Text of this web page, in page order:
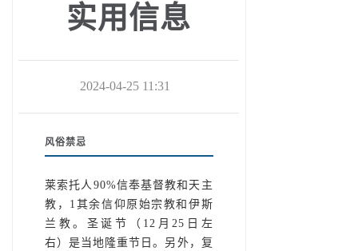
实用信息
2024-04-25 11:31
风俗禁忌
莱索托人90%信奉基督教和天主
教，1其余信仰原始宗教和伊斯
兰教。圣诞节（12月25日左
右）是当地隆重节日。另外，复